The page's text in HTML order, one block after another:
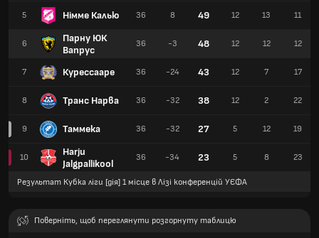
5 Німме Калью
6
Парну ЮК
Вапрус
7 Курессааре
8 Транс Нарва
9 Таммека
10
Harju
Jalgpallikool
36 8 49 12 13 11
36 -3 48 12 12 12
36 -24 43 12 7 17
36 -32 38 12 2 22
36 -32 27 5 12 19
36 -34 23 5 8 23
Результат Кубка ліги [дія] 1 місце в Лізі конференцій УЄФА
Поверніть, щоб переглянути розгорнуту таблицю